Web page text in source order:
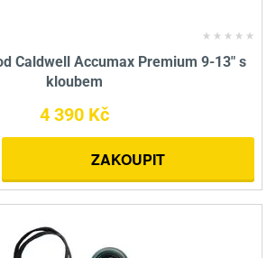
Caldwell Accumax Premium 9-13" s
kloubem
4 390 Kč
ZAKOUPIT